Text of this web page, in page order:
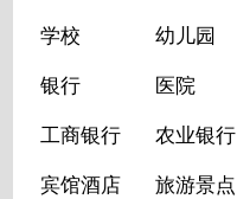
学校 幼儿园
银行 医院
工商银行 农业银行
宾馆酒店 旅游景点